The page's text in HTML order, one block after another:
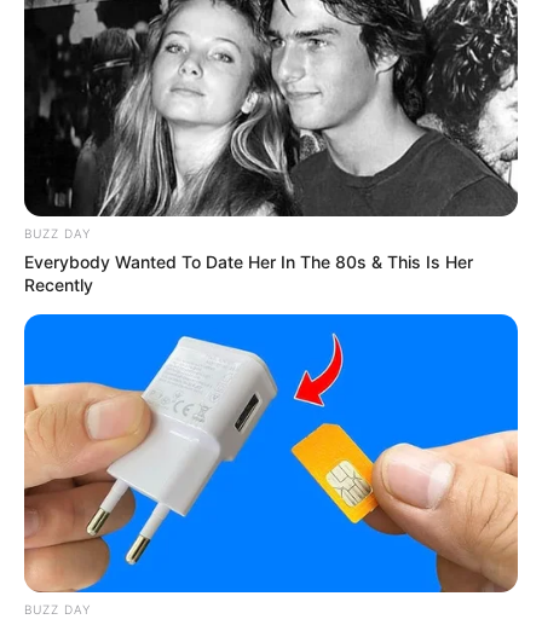
คำตอบที่เพื่อนๆเลือก มีดังนี้
คุณมีประสาทรับรู้ในสถานการณ์ที่ดี สามารถแจกแจง
ปัญหาที่ซับซ้อนได้ โดยไม่ต้องมีใครมาบอก คุณมี
สัญชาตญาณในการตัดสินใจในเรื่องยากที่คนไม่อาจทำได้
ดังนั้นเชื่อในเซ้นท์แรกที่แวบเข้ามาของคุณ
2.คุณมีความสามารถในการสร้างความสัมพันธ์ ผู้คนให้
ความไว้ใจคุณในการติดต่อประสานงานระหว่างกลุ่มต่างๆ
คำพูดของคุณมีความหมายกับใครหลายคน อย่างการให้
กำลังใจใครคนหนึ่ง
คุณสามารถสื่อสารความรู้สึกของตัวเองได้อย่างดี
บางทีชอบใช้ท่าทางประกอบการอธิบาย คุณยังสามารถ
อธิบายความรู้สึกของคนอื่นได้ตรงเป๊ะด้วยนะ
4. คุณมีความคิดสร้างสรรค์และจินตนาการเหลือล้น สิ่ง
เหล่านั้นทำให้คุณ อย่าล้มเลิกความตั้งใจเอาง่ายๆ เพราะ
ความคิดที่มากมายจะทำให้คุณเตลิดไปอีกเรื่องได้ง่าย
พยายามเข้าใจคนอื่นด้วยนะและคุณจะเข้าใกล้ความเพ
อร์เฟ็กต์
BUZZ DAY
Everybody Wanted To Date Her In The 80s & This Is Her
Recently
BUZZ DAY